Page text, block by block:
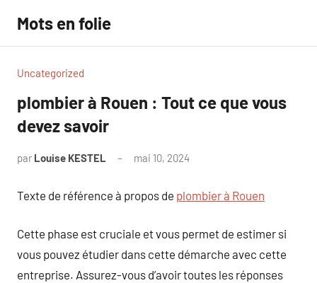
contenu
Mots en folie
Uncategorized
plombier à Rouen : Tout ce que vous
devez savoir
par Louise KESTEL mai 10, 2024
Texte de référence à propos de plombier à Rouen
Cette phase est cruciale et vous permet de estimer si
vous pouvez étudier dans cette démarche avec cette
entreprise. Assurez-vous d’avoir toutes les réponses